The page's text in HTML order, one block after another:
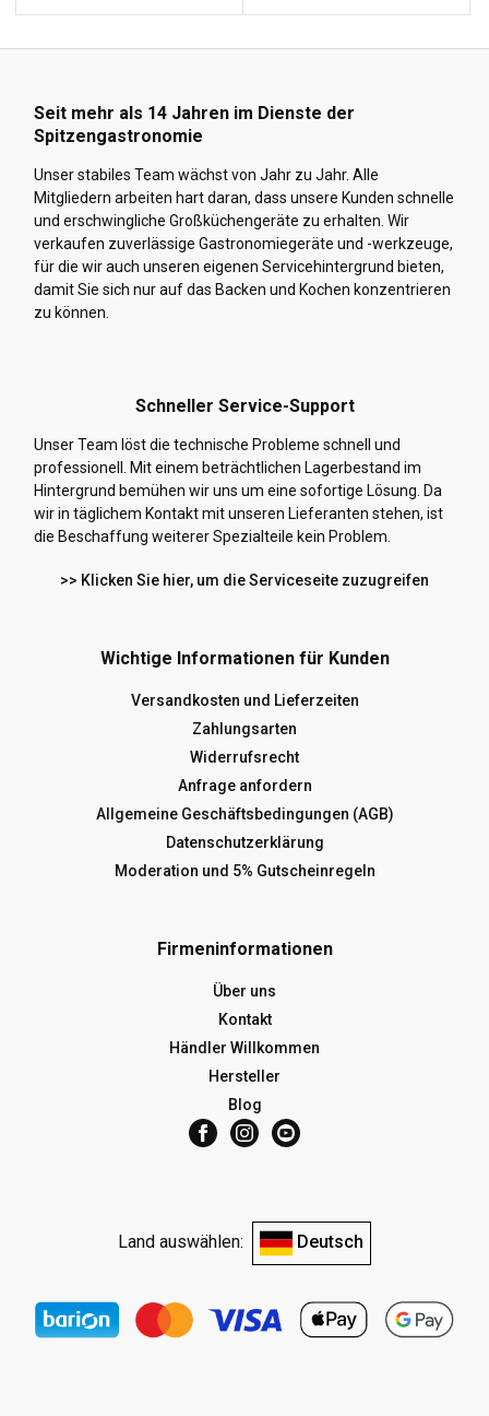
Seit mehr als 14 Jahren im Dienste der
Spitzengastronomie
Unser stabiles Team wächst von Jahr zu Jahr. Alle
Mitgliedern arbeiten hart daran, dass unsere Kunden schnelle
und erschwingliche Großküchengeräte zu erhalten. Wir
verkaufen zuverlässige Gastronomiegeräte und -werkzeuge,
für die wir auch unseren eigenen Servicehintergrund bieten,
damit Sie sich nur auf das Backen und Kochen konzentrieren
zu können.
Schneller Service-Support
Unser Team löst die technische Probleme schnell und
professionell. Mit einem beträchtlichen Lagerbestand im
Hintergrund bemühen wir uns um eine sofortige Lösung. Da
wir in täglichem Kontakt mit unseren Lieferanten stehen, ist
die Beschaffung weiterer Spezialteile kein Problem.
>> Klicken Sie hier, um die Serviceseite zuzugreifen
Wichtige Informationen für Kunden
Versandkosten und Lieferzeiten
Zahlungsarten
Widerrufsrecht
Anfrage anfordern
Allgemeine Geschäftsbedingungen (AGB)
Datenschutzerklärung
Moderation und 5% Gutscheinregeln
Firmeninformationen
Über uns
Kontakt
Händler Willkommen
Hersteller
Blog
Land auswählen: Deutsch